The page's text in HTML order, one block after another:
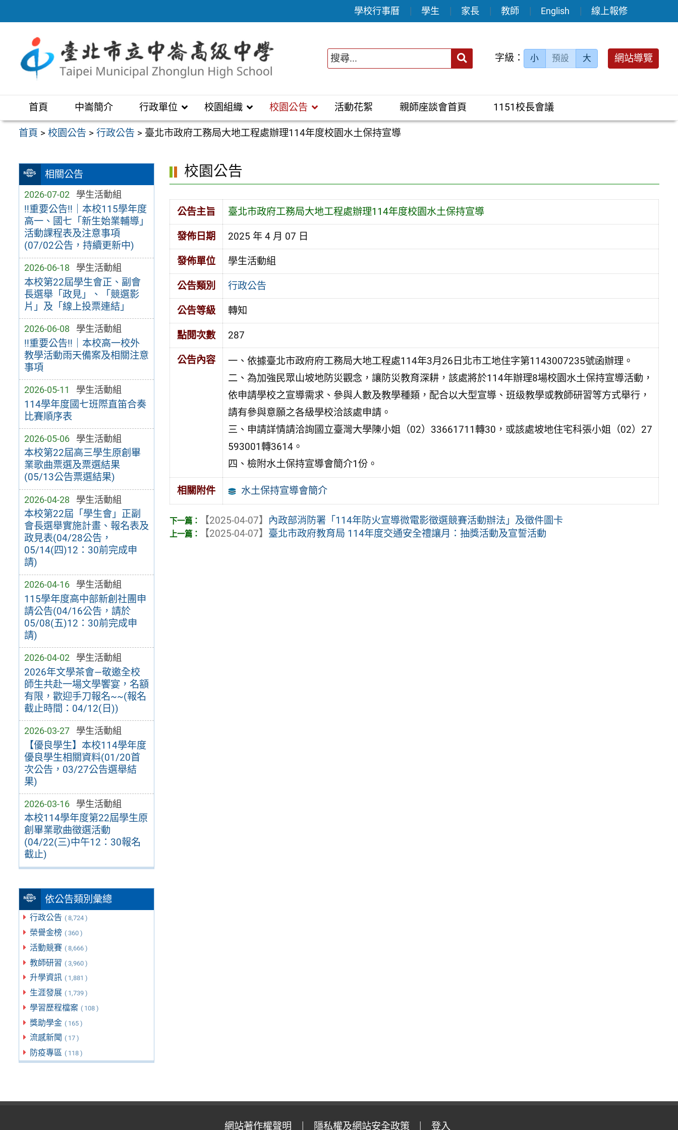
至
區
學校行事曆 學生 家長 教師 English 線上報修
送出 字級： 小 預設 大 網站導覽
首頁 中崙簡介 行政單位 校園組織 校園公告 活動花絮 親師座談會首頁 1151校長會議
首頁 >校園公告 >行政公告 > 臺北市政府工務局大地工程處辦理114年度校園水土保持宣導
相關公告
2026-07-02 學生活動組
‼️重要公告‼️｜本校115學年度
高一、國七「新生始業輔導」
活動課程表及注意事項
(07/02公告，持續更新中)
2026-06-18 學生活動組
本校第22屆學生會正、副會
長選舉「政見」、「競選影
片」及「線上投票連結」
2026-06-08 學生活動組
‼️重要公告‼️｜本校高一校外
教學活動雨天備案及相關注意
事項
2026-05-11 學生活動組
114學年度國七班際直笛合奏
比賽順序表
2026-05-06 學生活動組
本校第22屆高三學生原創畢
業歌曲票選及票選結果
(05/13公告票選結果)
2026-04-28 學生活動組
本校第22屆「學生會」正副
會長選舉實施計畫、報名表及
政見表(04/28公告，
05/14(四)12：30前完成申
請)
2026-04-16 學生活動組
115學年度高中部新創社團申
請公告(04/16公告，請於
05/08(五)12：30前完成申
請)
2026-04-02 學生活動組
2026年文學茶會—敬邀全校
師生共赴一場文學饗宴，名額
有限，歡迎手刀報名~~(報名
截止時間：04/12(日))
2026-03-27 學生活動組
【優良學生】本校114學年度
優良學生相關資料(01/20首
次公告，03/27公告選舉結
果)
2026-03-16 學生活動組
本校114學年度第22屆學生原
創畢業歌曲徵選活動
(04/22(三)中午12：30報名
截止)
依公告類別彙總
行政公告 ( 8,724 )
榮譽金榜 ( 360 )
活動競賽 ( 8,666 )
教師研習 ( 3,960 )
升學資訊 ( 1,881 )
生涯發展 ( 1,739 )
學習歷程檔案 ( 108 )
獎助學金 ( 165 )
流感新聞 ( 17 )
防疫專區 ( 118 )
校園公告
公告主旨 臺北市政府工務局大地工程處辦理114年度校園水土保持宣導
發佈日期 2025 年 4 月 07 日
發佈單位 學生活動組
公告類別 行政公告
公告等級 轉知
點閱次數 287
公告內容
一、依據臺北市政府府工務局大地工程處114年3月26日北市工地住字第1143007235號函辦理。
二、為加強民眾山坡地防災觀念，讓防災教育深耕，該處將於114年辦理8場校園水土保持宣導活動，
依申請學校之宣導需求、參與人數及教學種類，配合以大型宣導、班级教學或教師研習等方式舉行，
請有參與意願之各級學校洽該處申請。
三、申請詳情請洽詢國立臺灣大學陳小姐（02）33661711轉30，或該處坡地住宅科張小姐（02）27
593001轉3614。
四、檢附水土保持宣導會簡介1份。
相關附件 水土保持宣導會簡介
【2025-04-07】 內政部消防署「114年防火宣導微電影徵選競賽活動辦法」及徵件圖卡
【2025-04-07】 臺北市政府教育局 114年度交通安全禮讓月：抽獎活動及宣誓活動
網站著作權聲明 隱私權及網站安全政策 登入